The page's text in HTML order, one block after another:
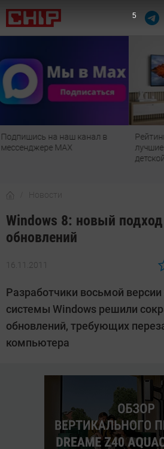
Рейтинг телевизоров 2026:
лучшие модели для гостиной,
в
Новости
Windows 8: новый
обновлений
16.11.2011
Автор:
Разработчики восьмой
системы Windows решили
обновлений, требующих
компьютера
4